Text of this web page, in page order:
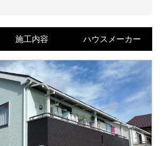
施工内容 ハウスメーカー